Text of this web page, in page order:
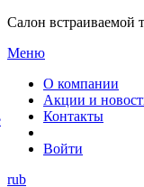
Салон встраиваемой
Меню
О компании
Акции и
Контакты
Войти
rub